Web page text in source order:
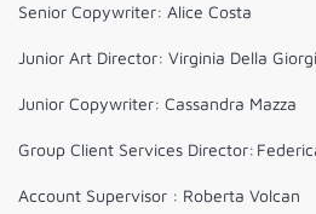
Senior Copywriter: Alice Costa
Junior Art Director: Virginia Della
Junior Copywriter: Cassandra Mazza
Group Client Services Director:
Account Supervisor : Roberta Volcan